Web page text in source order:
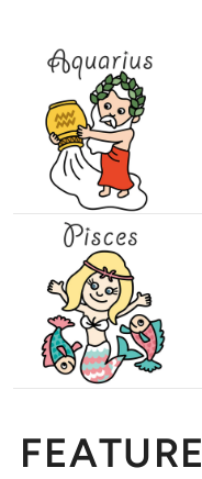
FEATURE